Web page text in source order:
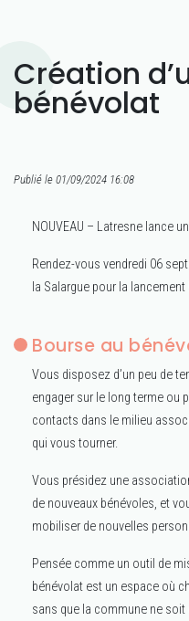
Création
bénévolat
Publié le 01/09/2024 16:08
NOUVEAU – Latresne lance
Rendez-vous vendredi 06
la Salargue pour la lancement !
Bourse au
Vous disposez d’un peu de
engager sur le long terme ou
contacts dans le milieu
qui vous tourner.
Vous présidez une
de nouveaux bénévoles, et
mobiliser de nouvelles
Pensée comme un outil de
bénévolat est un espace où
sans que la commune ne